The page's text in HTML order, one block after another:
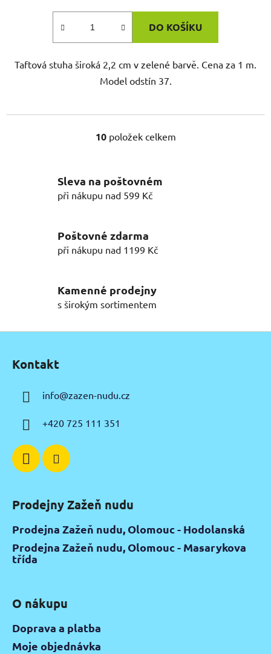
DO KOŠÍKU
Taftová stuha široká 2,2 cm v zelené barvě. Cena za 1 m.
Model odstín 37.
O
á
d
í
p
k
y
ý
10položek celkem
Sleva na poštovném
při nákupu nad 599 Kč
Poštovné zdarma
při nákupu nad 1199 Kč
Kamenné prodejny
s širokým sortimentem
Kontakt
info@zazen-nudu.cz
+420 725 111 351
Prodejny Zažeň nudu
Prodejna Zažeň nudu, Olomouc - Hodolanská
Prodejna Zažeň nudu, Olomouc - Masarykova
třída
O nákupu
Doprava a platba
Moje objednávka